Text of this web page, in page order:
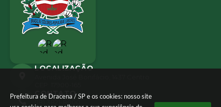
Prefeitura de Dracena / SP e os cookies: nosso site
LOCALIZAÇÃO
CONTATO